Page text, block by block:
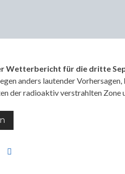
Wetterbericht für die dritte
anders lautender
der radioaktiv verstrahlten Zone